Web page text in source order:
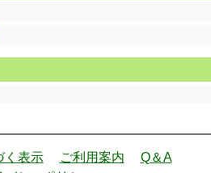
く表示 ご利用案内
Q＆A